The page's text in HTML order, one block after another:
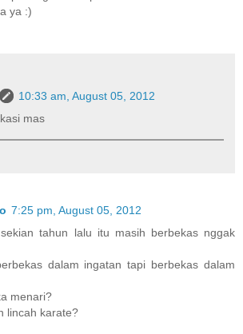
ya :)
10:33 am, August 05, 2012
mas
7:25 pm, August 05, 2012
tahun lalu itu masih berbekas nggak
dalam ingatan tapi berbekas dalam
menari?
lincah karate?